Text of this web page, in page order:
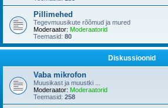
Pillimehed
Tegevmuusikute rõõmud ja mured
Moderaator: Moderaatorid
Teemasid: 80
Diskussioonid
Vaba mikrofon
Muusikast ja muustki ...
Moderaator: Moderaatorid
Teemasid: 258